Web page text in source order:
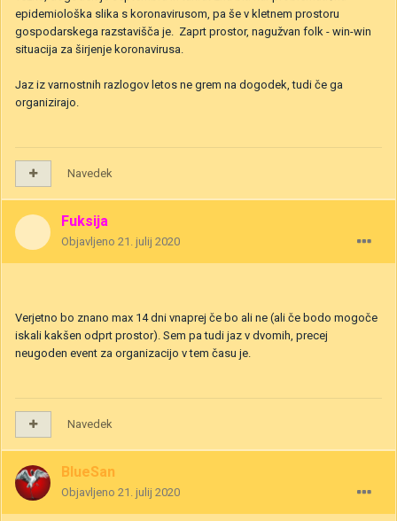
epidemiološka slika s koronavirusom, pa še v kletnem prostoru
gospodarskega razstavišča je. Zaprt prostor, nagužvan folk - win-win
situacija za širjenje koronavirusa.
Jaz iz varnostnih razlogov letos ne grem na dogodek, tudi če ga
organizirajo.
Navedek
Fuksija
Objavljeno 21. julij 2020
Verjetno bo znano max 14 dni vnaprej če bo ali ne (ali če bodo mogoče
iskali kakšen odprt prostor). Sem pa tudi jaz v dvomih, precej
neugoden event za organizacijo v tem času je.
Navedek
BlueSan
Objavljeno 21. julij 2020